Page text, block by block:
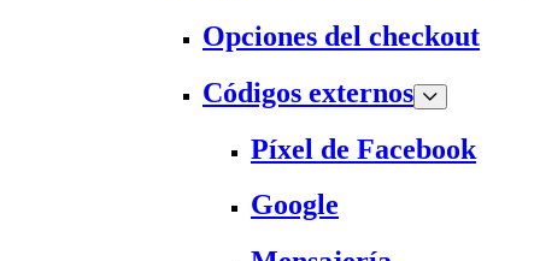
Opciones del checkout
Códigos externos
Píxel de Facebook
Google